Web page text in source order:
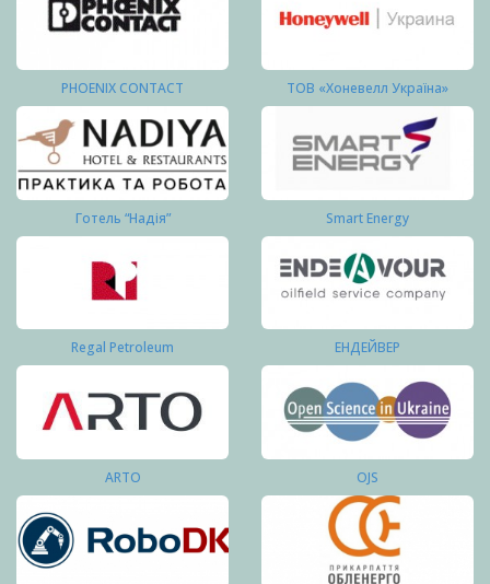
PHOENIX CONTACT ТОВ «Хоневелл Україна»
Готель “Надія” Smart Energy
Regal Petroleum ЕНДЕЙВЕР
ARTO OJS